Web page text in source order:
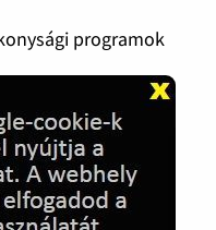
programok
biztonságosan